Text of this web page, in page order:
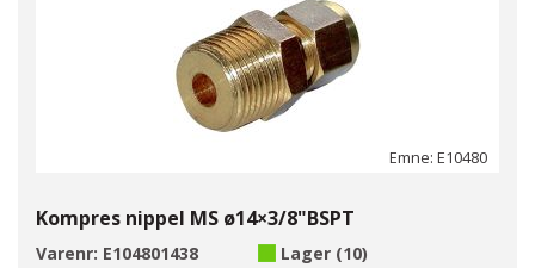
Emne: E10480
Kompres nippel MS ø14×3/8"BSPT
Varenr: E104801438
Lager (10)